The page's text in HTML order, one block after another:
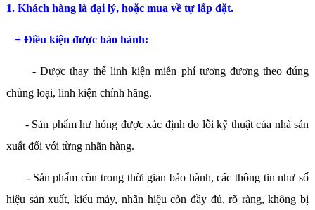
1. Khách hàng là đại lý, hoặc mua về tự lắp đặt.
+ Điều kiện được bảo hành:
- Được thay thế linh kiện miễn phí tương đương theo đúng
chủng loại, linh kiện chính hãng.
- Sản phẩm hư hỏng được xác định do lỗi kỹ thuật của nhà sản
xuất đối với từng nhãn hàng.
- Sản phẩm còn trong thời gian bảo hành, các thông tin như số
hiệu sản xuất, kiểu máy, nhãn hiệu còn đầy đủ, rõ ràng, không bị